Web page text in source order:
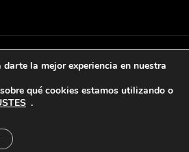
Motos -Aviso Legal|Política de
Cookies
de cookies
la mejor experiencia en nuestra
qué cookies estamos utilizando o
.